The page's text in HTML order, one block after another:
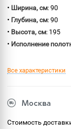
• Ширина, см: 90
• Глубина, см: 90
• Высота, см: 195
• Исполнение
Все характеристики
Москва
Стоимость